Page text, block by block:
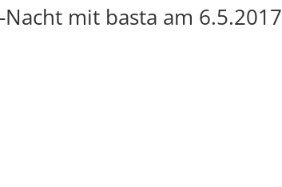
Nacht mit basta am 6.5.2017